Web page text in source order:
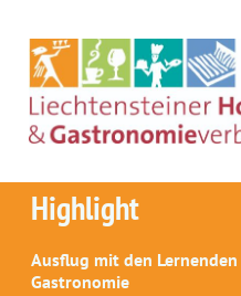
Highlight
Ausflug mit den
Gastronomie